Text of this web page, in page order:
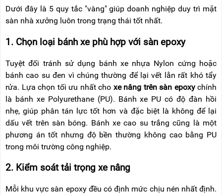
Dưới đây là 5 quy tắc "vàng" giúp doanh nghiệp duy trì mặt
sàn nhà xưởng luôn trong trạng thái tốt nhất.
1. Chọn loại bánh xe phù hợp với sàn epoxy
Tuyệt đối tránh sử dụng bánh xe nhựa Nylon cứng hoặc
bánh cao su đen vì chúng thường để lại vết lằn rất khó tẩy
rửa. Lựa chọn tối ưu nhất cho xe nâng trên sàn epoxychính
là bánh xe Polyurethane (PU). Bánh xe PU có độ đàn hồi
nhẹ, giúp phân tán lực tốt hơn và đặc biệt là không để lại
dấu vết trên sàn bóng. Bánh xe cao su trắng cũng là một
phương án tốt nhưng độ bền thường không cao bằng PU
trong môi trường công nghiệp.
2. Kiểm soát tải trọng xe nâng
Mỗi khu vực sàn epoxy đều có định mức chịu nén nhất định.